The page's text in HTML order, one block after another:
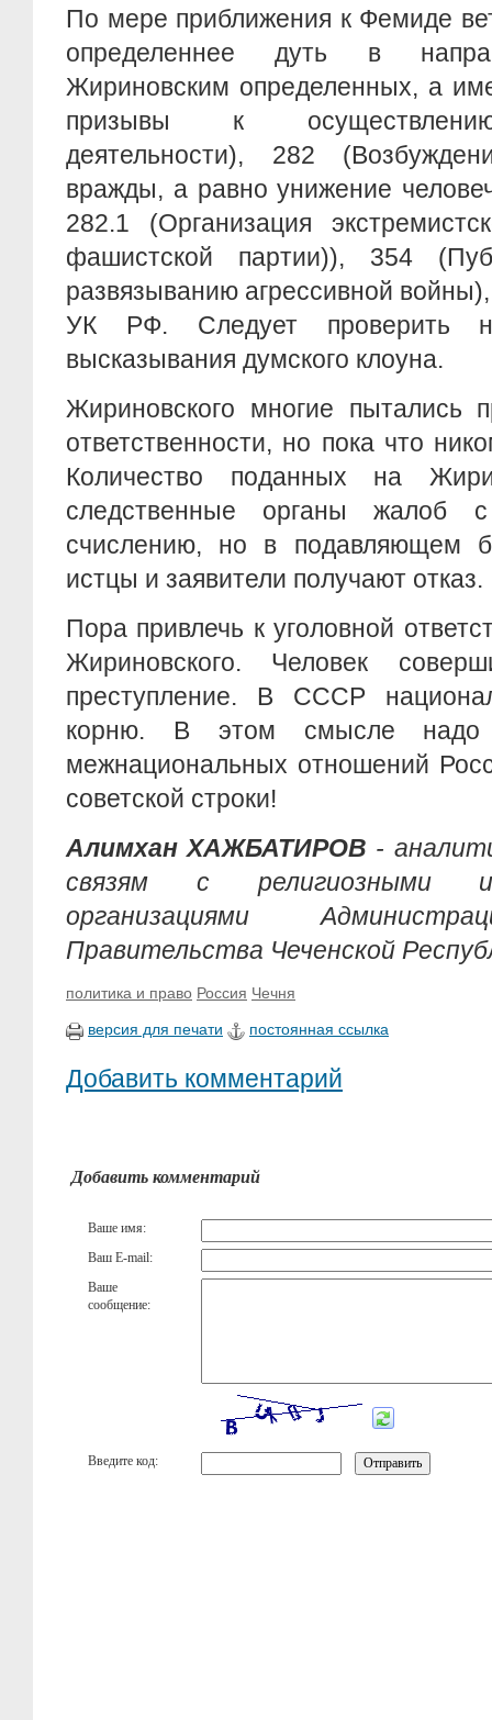
По мере приближения к Фемиде
определеннее дуть в
Жириновским определенных, а
призывы к осуществлению
деятельности), 282
вражды, а равно унижение
282.1 (Организация
фашистской партии)), 354
развязыванию агрессивной
УК РФ. Следует проверить
высказывания думского клоуна.
Жириновского многие пытались
ответственности, но пока что
Количество поданных на
следственные органы жалоб
счислению, но в подавляющем
истцы и заявители получают отказ.
Пора привлечь к уголовной
Жириновского. Человек
преступление. В СССР
корню. В этом смысле надо
межнациональных отношений
советской строки!
Алимхан ХАЖБАТИРОВ -
связям с религиозными
организациями
Правительства Чеченской
политика и право Россия Чечня
версия для печати постоянная ссылка
Добавить комментарий
Добавить комментарий
Ваше имя:
Ваш E-mail:
Ваше
сообщение:
Введите код: